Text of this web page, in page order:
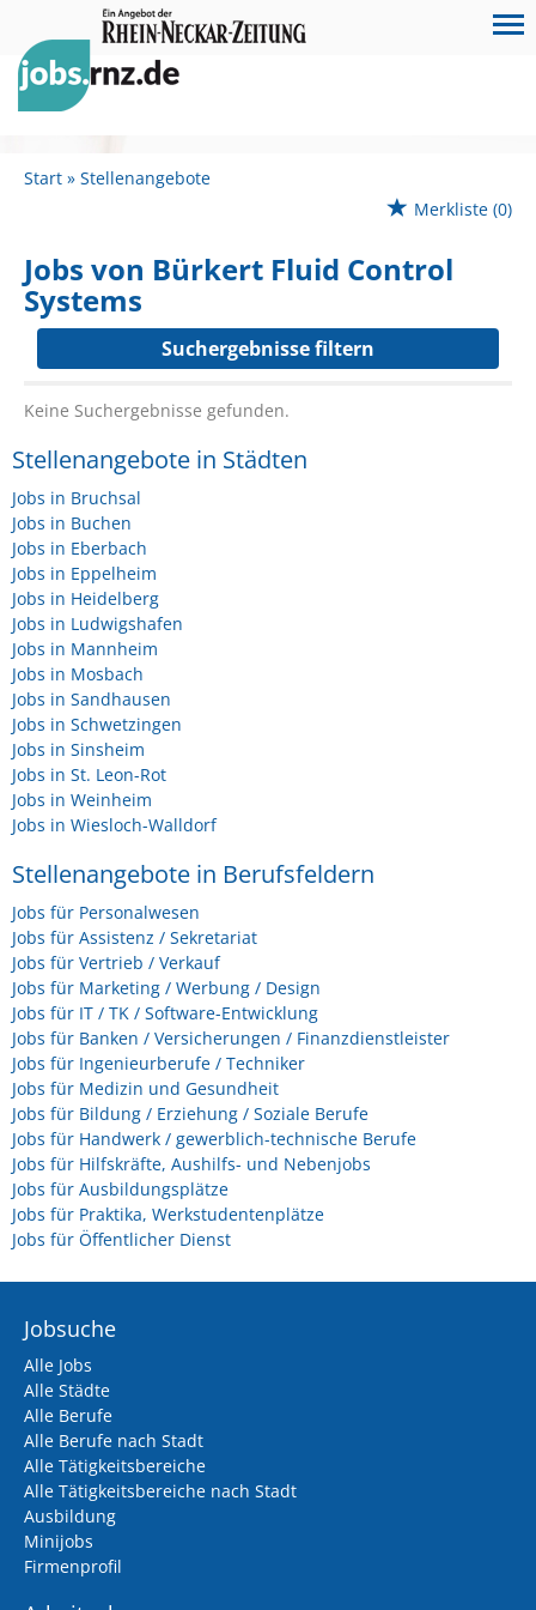
Start
Stellenangebote
Merkliste (0)
Jobs von Bürkert Fluid Control
Systems
Suchergebnisse filtern
Keine Suchergebnisse gefunden.
Stellenangebote in Städten
Jobs in Bruchsal
Jobs in Buchen
Jobs in Eberbach
Jobs in Eppelheim
Jobs in Heidelberg
Jobs in Ludwigshafen
Jobs in Mannheim
Jobs in Mosbach
Jobs in Sandhausen
Jobs in Schwetzingen
Jobs in Sinsheim
Jobs in St. Leon-Rot
Jobs in Weinheim
Jobs in Wiesloch-Walldorf
Stellenangebote in Berufsfeldern
Jobs für Personalwesen
Jobs für Assistenz / Sekretariat
Jobs für Vertrieb / Verkauf
Jobs für Marketing / Werbung / Design
Jobs für IT / TK / Software-Entwicklung
Jobs für Banken / Versicherungen / Finanzdienstleister
Jobs für Ingenieurberufe / Techniker
Jobs für Medizin und Gesundheit
Jobs für Bildung / Erziehung / Soziale Berufe
Jobs für Handwerk / gewerblich-technische Berufe
Jobs für Hilfskräfte, Aushilfs- und Nebenjobs
Jobs für Ausbildungsplätze
Jobs für Praktika, Werkstudentenplätze
Jobs für Öffentlicher Dienst
Jobsuche
Alle Jobs
Alle Städte
Alle Berufe
Alle Berufe nach Stadt
Alle Tätigkeitsbereiche
Alle Tätigkeitsbereiche nach Stadt
Ausbildung
Minijobs
Firmenprofil